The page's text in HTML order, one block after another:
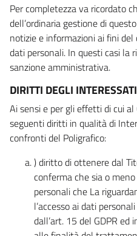
Per completezza va ricordato
dell’ordinaria gestione di
notizie e informazioni ai fini
dati personali. In questi casi la
sanzione amministrativa.
DIRITTI DEGLI INTERESSATI
Ai sensi e per gli effetti di cui al
seguenti diritti in qualità di
confronti del Poligrafico:
) diritto di ottenere dal
conferma che sia o
personali che La
l’accesso ai dati
dall’art. 15 del GDPR